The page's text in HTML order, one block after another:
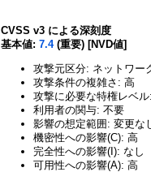
CVSS v3 による深刻度
基本値: 7.4(重要) [NVD値]
攻撃元区分: ネットワー
攻撃条件の複雑さ: 高
攻撃に必要な特権レベ
利用者の関与: 不要
影響の想定範囲: 変更な
機密性への影響(C): 高
完全性への影響(I): なし
可用性への影響(A): 高